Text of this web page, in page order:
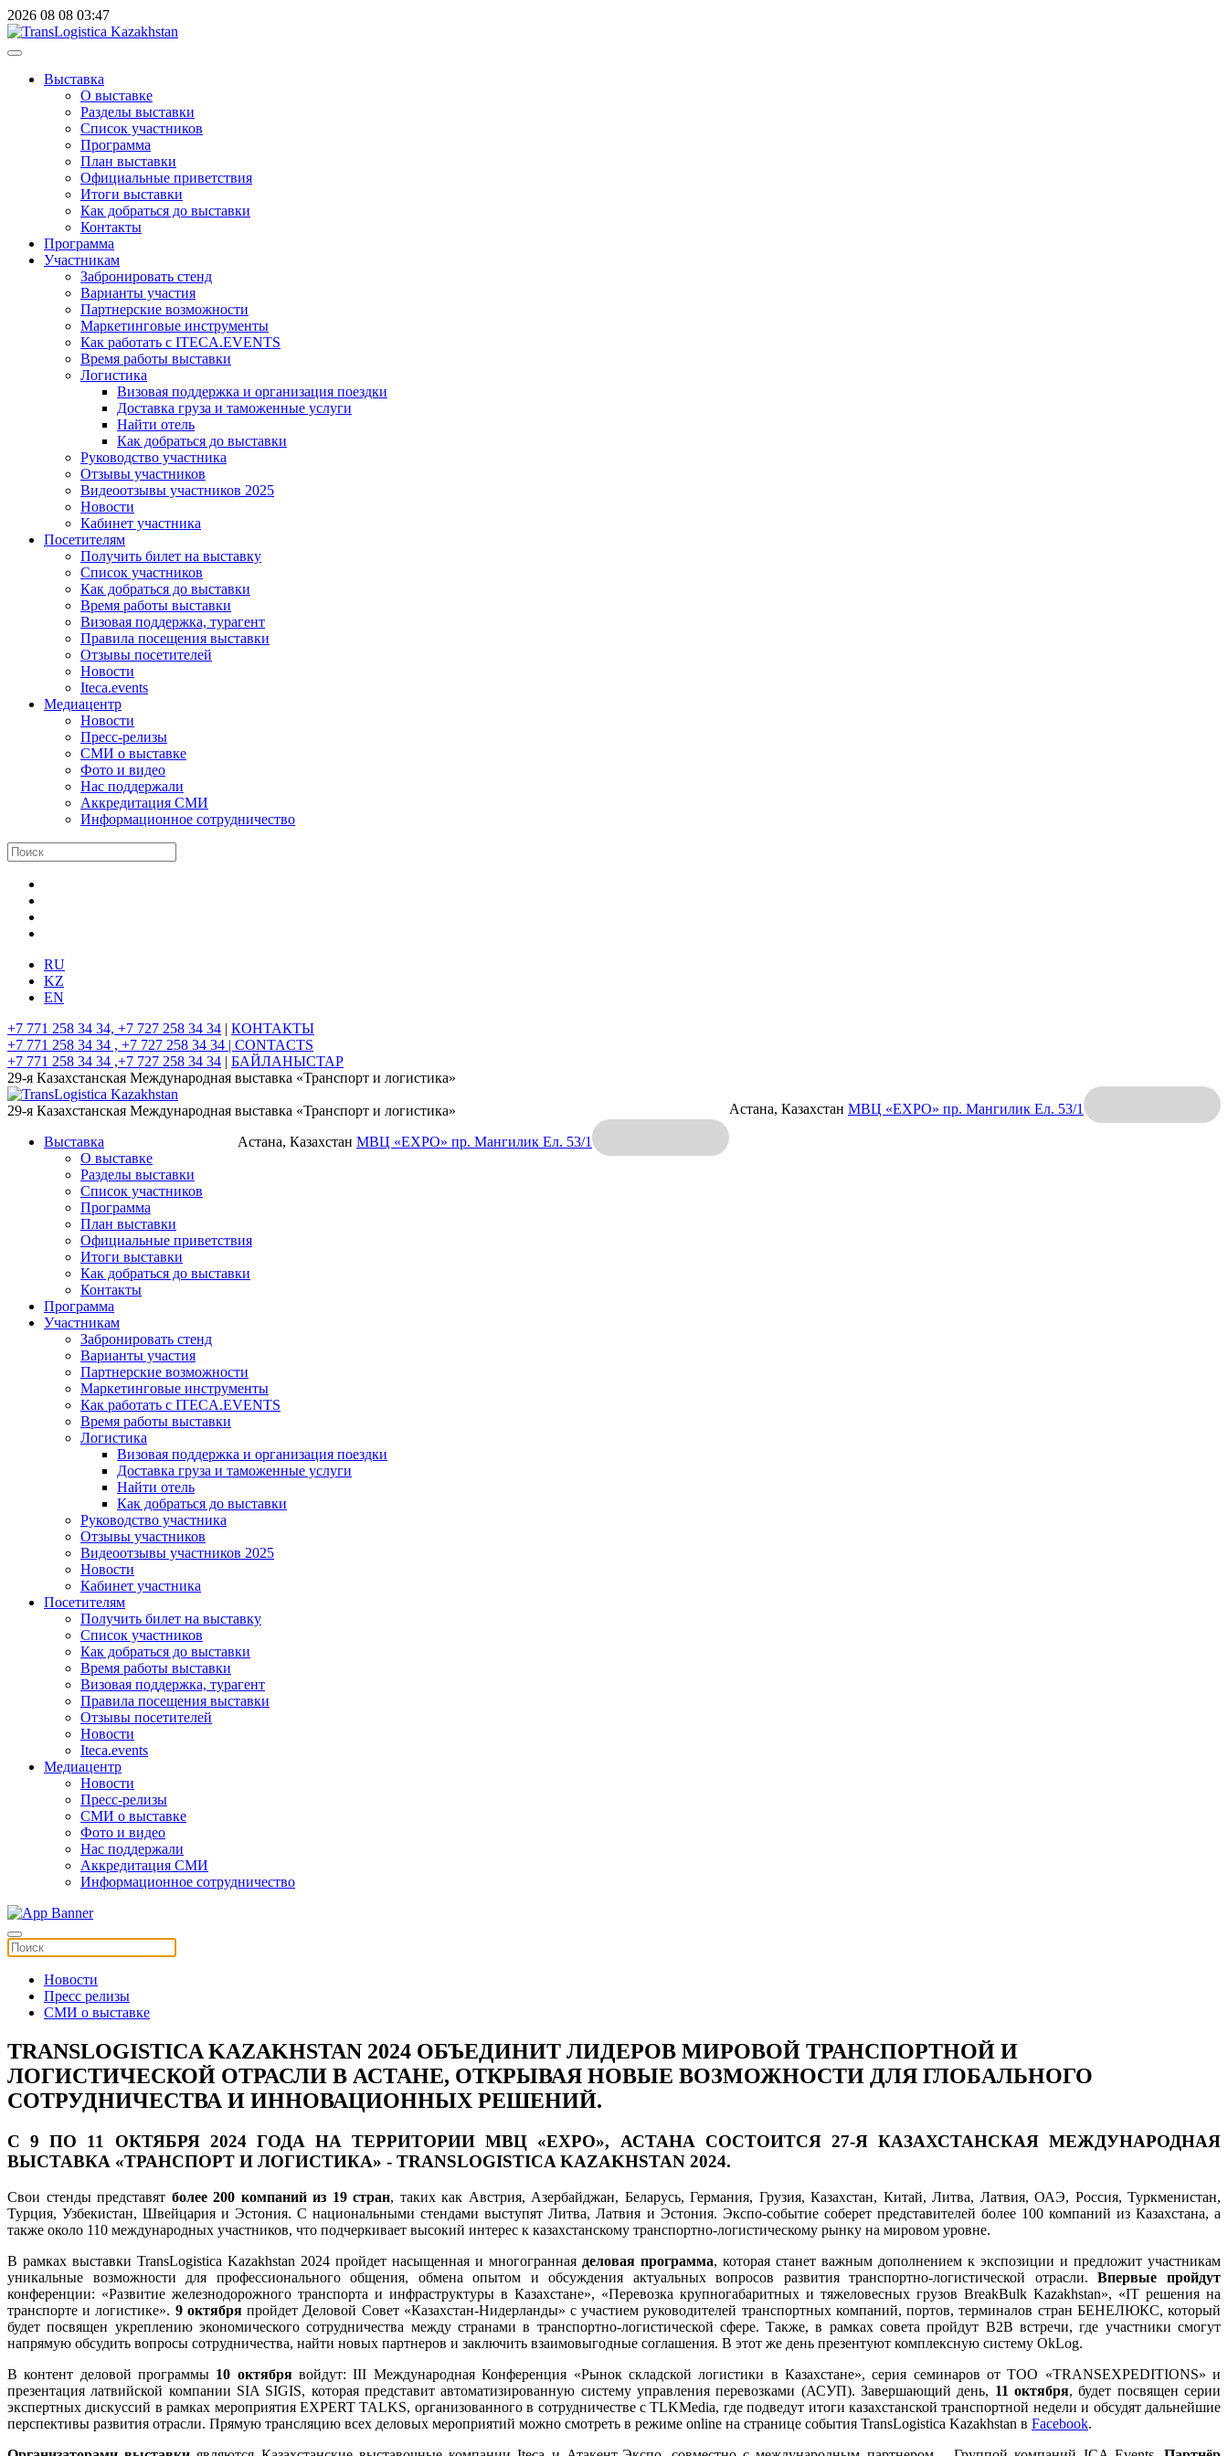
2026 08 08 03:47
Выставка
О выставке
Разделы выставки
Список участников
Программа
План выставки
Официальные приветствия
Итоги выставки
Как добраться до выставки
Контакты
Программа
Участникам
Забронировать стенд
Варианты участия
Партнерские возможности
Маркетинговые инструменты
Как работать с ITECA.EVENTS
Время работы выставки
Логистика
Визовая поддержка и организация поездки
Доставка груза и таможенные услуги
Найти отель
Как добраться до выставки
Руководство участника
Отзывы участников
Видеоотзывы участников 2025
Новости
Кабинет участника
Посетителям
Получить билет на выставку
Список участников
Как добраться до выставки
Время работы выставки
Визовая поддержка, турагент
Правила посещения выставки
Отзывы посетителей
Новости
Iteca.events
Медиацентр
Новости
Пресс-релизы
СМИ о выставке
Фото и видео
Нас поддержали
Аккредитация СМИ
Информационное сотрудничество
RU
KZ
EN
+7 771 258 34 34, +7 727 258 34 34 | КОНТАКТЫ
+7 771 258 34 34 , +7 727 258 34 34 | CONTACTS
+7 771 258 34 34 ,+7 727 258 34 34 | БАЙЛАНЫСТАР
29-я Казахстанская Международная выставка «Транспорт и логистика»
Астана, Казахстан МВЦ «EXPO» пр. Мангилик Ел. 53/1
29-я Казахстанская Международная выставка «Транспорт и логистика»
Астана, Казахстан МВЦ «EXPO» пр. Мангилик Ел. 53/1
Выставка
О выставке
Разделы выставки
Список участников
Программа
План выставки
Официальные приветствия
Итоги выставки
Как добраться до выставки
Контакты
Программа
Участникам
Забронировать стенд
Варианты участия
Партнерские возможности
Маркетинговые инструменты
Как работать с ITECA.EVENTS
Время работы выставки
Логистика
Визовая поддержка и организация поездки
Доставка груза и таможенные услуги
Найти отель
Как добраться до выставки
Руководство участника
Отзывы участников
Видеоотзывы участников 2025
Новости
Кабинет участника
Посетителям
Получить билет на выставку
Список участников
Как добраться до выставки
Время работы выставки
Визовая поддержка, турагент
Правила посещения выставки
Отзывы посетителей
Новости
Iteca.events
Медиацентр
Новости
Пресс-релизы
СМИ о выставке
Фото и видео
Нас поддержали
Аккредитация СМИ
Информационное сотрудничество
Новости
Пресс релизы
СМИ о выставке
TRANSLOGISTICA KAZAKHSTAN 2024 ОБЪЕДИНИТ ЛИДЕРОВ МИРОВОЙ ТРАНСПОРТНОЙ И
ЛОГИСТИЧЕСКОЙ ОТРАСЛИ В АСТАНЕ, ОТКРЫВАЯ НОВЫЕ ВОЗМОЖНОСТИ ДЛЯ ГЛОБАЛЬНОГО
СОТРУДНИЧЕСТВА И ИННОВАЦИОННЫХ РЕШЕНИЙ.
C 9 ПО 11 ОКТЯБРЯ 2024 ГОДА НА ТЕРРИТОРИИ МВЦ «EXPO», АСТАНА СОСТОИТСЯ 27-Я КАЗАХСТАНСКАЯ МЕЖДУНАРОДНАЯ
ВЫСТАВКА «ТРАНСПОРТ И ЛОГИСТИКА» - TRANSLOGISTICA KAZAKHSTAN 2024.
Свои стенды представят более 200 компаний из 19 стран, таких как Австрия, Азербайджан, Беларусь, Германия, Грузия, Казахстан, Китай, Литва, Латвия, ОАЭ, Россия, Туркменистан,
Турция, Узбекистан, Швейцария и Эстония. С национальными стендами выступят Литва, Латвия и Эстония. Экспо-событие соберет представителей более 100 компаний из Казахстана, а
также около 110 международных участников, что подчеркивает высокий интерес к казахстанскому транспортно-логистическому рынку на мировом уровне.
В рамках выставки TransLogistica Kazakhstan 2024 пройдет насыщенная и многогранная деловая программа, которая станет важным дополнением к экспозиции и предложит участникам
уникальные возможности для профессионального общения, обмена опытом и обсуждения актуальных вопросов развития транспортно-логистической отрасли.Впервые пройдут
конференции: «Развитие железнодорожного транспорта и инфраструктуры в Казахстане», «Перевозка крупногабаритных и тяжеловесных грузов BreakBulk Kazakhstan», «IT решения на
транспорте и логистике». 9 октябряпройдет Деловой Совет «Казахстан-Нидерланды» с участием руководителей транспортных компаний, портов, терминалов стран БЕНЕЛЮКС, который
будет посвящен укреплению экономического сотрудничества между странами в транспортно-логистической сфере. Также, в рамках совета пройдут В2В встречи, где участники смогут
напрямую обсудить вопросы сотрудничества, найти новых партнеров и заключить взаимовыгодные соглашения. В этот же день презентуют комплексную систему OkLog.
В контент деловой программы 10 октябрявойдут: III Международная Конференция «Рынок складской логистики в Казахстане», серия семинаров от ТОО «TRANSEXPEDITIONS» и
презентация латвийской компании SIA SIGIS, которая представит автоматизированную систему управления перевозками (АСУП). Завершающий день, 11 октября, будет посвящен серии
экспертных дискуссий в рамках мероприятия EXPERT TALKS, организованного в сотрудничестве с TLKMedia, где подведут итоги казахстанской транспортной недели и обсудят дальнейшие
перспективы развития отрасли. Прямую трансляцию всех деловых мероприятий можно смотреть в режиме online на странице события TransLogistica Kazakhstan в Facebook.